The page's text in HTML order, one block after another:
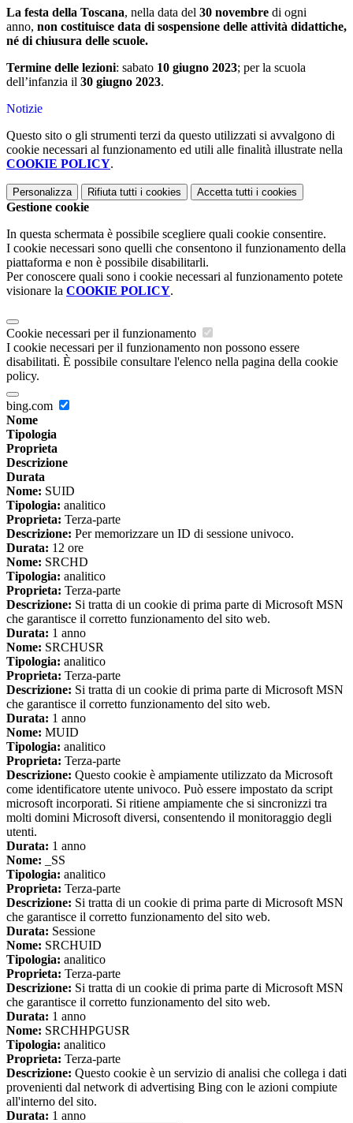
La festa della Toscana, nella data del 30 novembre di ogni
anno, non costituisce data di sospensione delle attività didattiche,
né di chiusura delle scuole.
Termine delle lezioni: sabato 10 giugno 2023; per la scuola
dell’infanzia il 30 giugno 2023.
Notizie
Questo sito o gli strumenti terzi da questo utilizzati si avvalgono di
cookie necessari al funzionamento ed utili alle finalità illustrate nella
COOKIE POLICY.
Personalizza Rifiuta tutti i cookies Accetta tutti i cookies
Gestione cookie
In questa schermata è possibile scegliere quali cookie consentire.
I cookie necessari sono quelli che consentono il funzionamento della
piattaforma e non è possibile disabilitarli.
Per conoscere quali sono i cookie necessari al funzionamento potete
visionare la COOKIE POLICY.
Cookie necessari per il funzionamento
I cookie necessari per il funzionamento non possono essere
disabilitati. È possibile consultare l'elenco nella pagina della cookie
policy.
bing.com
Nome
Tipologia
Proprieta
Descrizione
Durata
Nome: SUID
Tipologia: analitico
Proprieta: Terza-parte
Descrizione: Per memorizzare un ID di sessione univoco.
Durata: 12 ore
Nome: SRCHD
Tipologia: analitico
Proprieta: Terza-parte
Descrizione: Si tratta di un cookie di prima parte di Microsoft MSN
che garantisce il corretto funzionamento del sito web.
Durata: 1 anno
Nome: SRCHUSR
Tipologia: analitico
Proprieta: Terza-parte
Descrizione: Si tratta di un cookie di prima parte di Microsoft MSN
che garantisce il corretto funzionamento del sito web.
Durata: 1 anno
Nome: MUID
Tipologia: analitico
Proprieta: Terza-parte
Descrizione: Questo cookie è ampiamente utilizzato da Microsoft
come identificatore utente univoco. Può essere impostato da script
microsoft incorporati. Si ritiene ampiamente che si sincronizzi tra
molti domini Microsoft diversi, consentendo il monitoraggio degli
utenti.
Durata: 1 anno
Nome: _SS
Tipologia: analitico
Proprieta: Terza-parte
Descrizione: Si tratta di un cookie di prima parte di Microsoft MSN
che garantisce il corretto funzionamento del sito web.
Durata: Sessione
Nome: SRCHUID
Tipologia: analitico
Proprieta: Terza-parte
Descrizione: Si tratta di un cookie di prima parte di Microsoft MSN
che garantisce il corretto funzionamento del sito web.
Durata: 1 anno
Nome: SRCHHPGUSR
Tipologia: analitico
Proprieta: Terza-parte
Descrizione: Questo cookie è un servizio di analisi che collega i dati
provenienti dal network di advertising Bing con le azioni compiute
all'interno del sito.
Durata: 1 anno